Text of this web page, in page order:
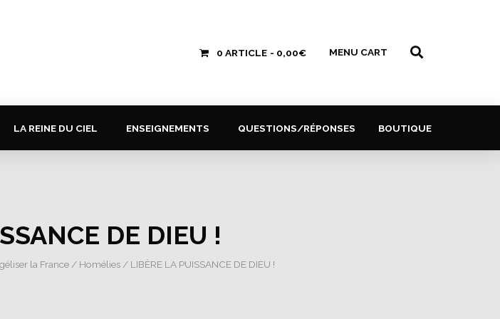
0 ARTICLE 0,00€ MENU CART
LA REINE DU CIEL ENSEIGNEMENTS QUESTIONS/RÉPONSES BOUTIQUE
DE DIEU !
la France/ Homélies/ LIBÈRE LA PUISSANCE DE DIEU !